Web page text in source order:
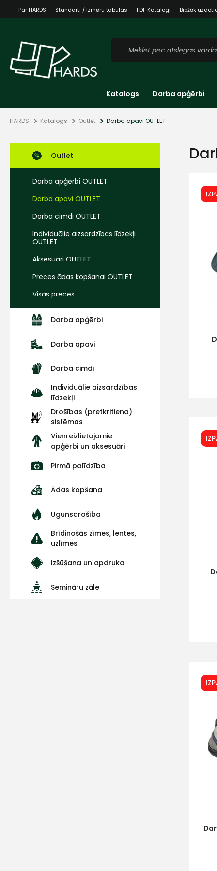
Par HARDS Standarti / Izmēru tabulas PDF Katalogi Biežāk
Katalogs Darba apģērbi
HARDS Katalogs Outlet Darba apavi OUTLET
Outlet
Darba apģērbi OUTLET
Darba apavi OUTLET
Darba cimdi OUTLET
Individuālie aizsardzības līdzekļi
OUTLET
Aksesuāri OUTLET
Preces ādas kopšanai OUTLET
Visas preces
Darba apģērbi
Darba apavi
Darba cimdi
Individuālie aizsardzības
līdzekļi
Drošības (pretkritiena)
sistēmas
Vienreizlietojamie
apģērbi un aksesuāri
Pirmā palīdzība
Ādas kopšana
Ugunsdrošība
Brīdinošās zīmes, lentes,
uzlīmes
Izšūšana un apdruka
Semināru zāle